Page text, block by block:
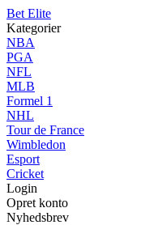
Bet Elite
Kategorier
NBA
PGA
NFL
MLB
Formel 1
NHL
Tour de France
Wimbledon
Esport
Cricket
Login
Opret konto
Nyhedsbrev